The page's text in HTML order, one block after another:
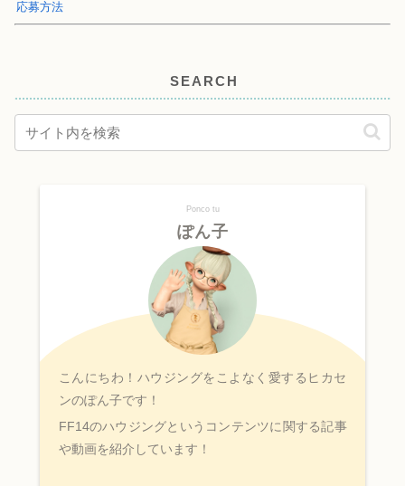
応募方法
SEARCH
Ponco tu
ぽん子
こんにちわ！ハウジングをこよなく愛するヒカセ
ンのぽん子です！
FF14のハウジングというコンテンツに関する記事
や動画を紹介しています！